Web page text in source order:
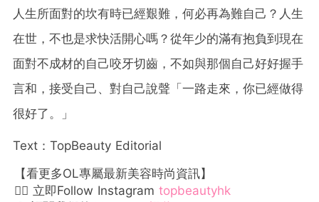
人生所面對的坎有時已經艱難，何必再為難自己？人生
在世，不也是求快活開心嗎？從年少的滿有抱負到現在
面對不成材的自己咬牙切齒，不如與那個自己好好握手
言和，接受自己、對自己說聲「一路走來，你已經做得
很好了。」
Text：TopBeauty Editorial
【看更多OL專屬最新美容時尚資訊】
👉🏻 立即Follow Instagram topbeautyhk